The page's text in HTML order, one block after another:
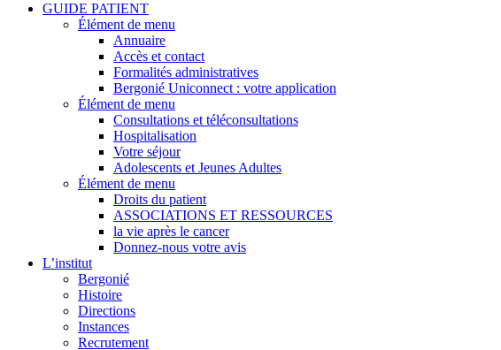
GUIDE PATIENT
Élément de menu
Annuaire
Accès et contact
Formalités administratives
Bergonié Uniconnect : votre application
Élément de menu
Consultations et téléconsultations
Hospitalisation
Votre séjour
Adolescents et Jeunes Adultes
Élément de menu
Droits du patient
ASSOCIATIONS ET RESSOURCES
la vie après le cancer
Donnez-nous votre avis
L’institut
Bergonié
Histoire
Directions
Instances
Recrutement